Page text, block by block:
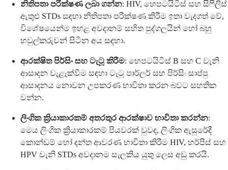
නිතිපතා පරීක්ෂණ ලබා ගන්න: HIV, හෙපටයිටිස් සහ සිෆිලිස්
ඇතුළු STDs සඳහා නිතිපතා පරීක්ෂණ කිරීම ඉතා වැදගත් වේ,
විශේෂයෙන්ම ඉහළ අවදානම් සහිත පුද්ගලයින් හෝ බහු
හවුල්කරුවන් සිටින අය සඳහා.
ආරක්ෂිත පිර්සිං සහ ටැටූ කිරීම: හෙපටයිටිස් B සහ C වැනි
ආසාදන වැළැක්වීම සඳහා ටැටූ පාර්ලර් සහ පිර්සිං සාප්පු
ආසාදනය නොවන උපකරණ භාවිතා කරන බවට සහතික
වන්න.
ලිංගික ක්‍රියාකාරකම් අතරතුර ආරක්ෂාව භාවිතා කරන්න:
මෙය ලිංගික ක්‍රියාකාරකම් පියවරක් වුවද, ලිංගික ඇසුරේදී
කොන්ඩම් හෝ දන්ත ආවරණ භාවිතා කිරීම HIV, හර්පීස් සහ
HPV වැනි STDs අවදානම සැලකිය යුතු ලෙස අඩු කරයි.